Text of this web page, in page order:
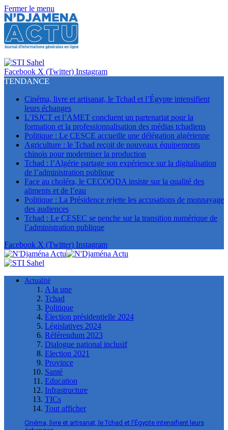
Fermer le menu
Facebook X (Twitter) Instagram
TENDANCE
Cinéma, livre et artisanat, le Tchad et l’Égypte intensifient
leurs échanges
L’ISJCT et l’AMET concluent un partenariat pour la
formation et la professionnalisation des médias tchadiens
Politique : Le CESCE accueille une délégation algérienne
Agriculture : le Tchad reçoit de nouveaux équipements
chinois pour moderniser la production
Tchad : l’Algérie partage son expérience sur la digitalisation
de l’administration publique
Face au choléra, le CECOQDA insiste sur la qualité des
aliments et de l’eau
Politique : La Présidence rejette les accusations de monnayage
des audiences
Tchad : Le CESEC se penche sur la transition numérique de
l’administration publique
Facebook X (Twitter) Instagram
Actualité
A la une
Tchad
Politique
Élection présidentielle 2024
Législatives 2024
Référendum 2023
Dialogue national inclusif
Election 2021
Province
Santé
Education
Infrastructure
TICs
Tout afficher
Cinéma, livre et artisanat, le Tchad et l’Égypte intensifient leurs